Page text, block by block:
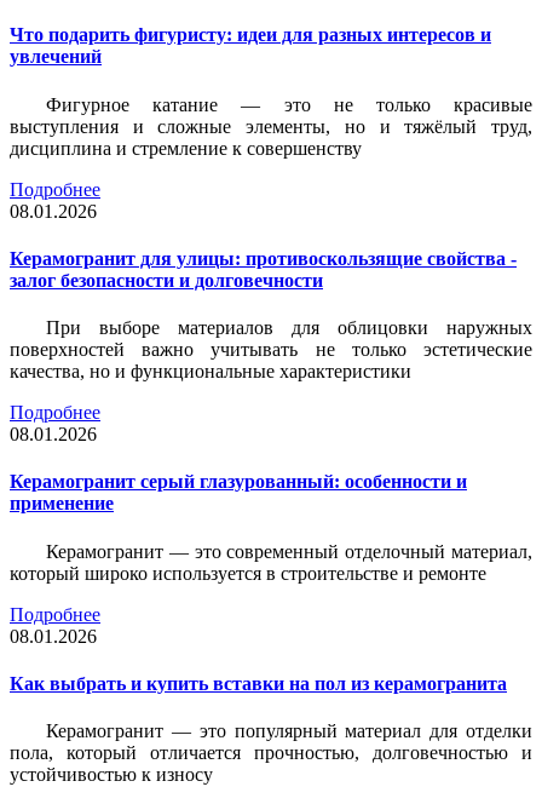
Что подарить фигуристу: идеи для разных интересов и
увлечений
Фигурное катание — это не только красивые
выступления и сложные элементы, но и тяжёлый труд,
дисциплина и стремление к совершенству
Подробнее
08.01.2026
Керамогранит для улицы: противоскользящие свойства -
залог безопасности и долговечности
При выборе материалов для облицовки наружных
поверхностей важно учитывать не только эстетические
качества, но и функциональные характеристики
Подробнее
08.01.2026
Керамогранит серый глазурованный: особенности и
применение
Керамогранит — это современный отделочный материал,
который широко используется в строительстве и ремонте
Подробнее
08.01.2026
Как выбрать и купить вставки на пол из керамогранита
Керамогранит — это популярный материал для отделки
пола, который отличается прочностью, долговечностью и
устойчивостью к износу